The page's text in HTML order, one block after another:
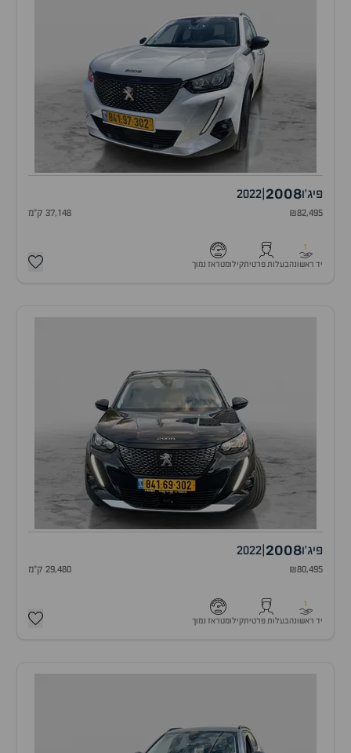
פיג'ו2008
2022
₪82,495 37,148 ק"מ
1
יד ראשונהבעלות פרטיתקילומטראז נמוך
פיג'ו2008
2022
₪80,495 29,480 ק"מ
1
יד ראשונהבעלות פרטיתקילומטראז נמוך